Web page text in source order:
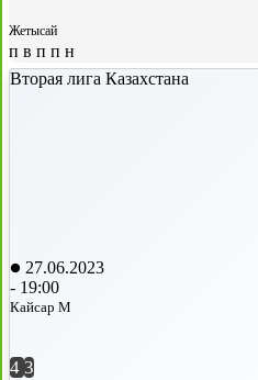
Жетысай
п в п п н
Вторая лига Казахстана
27.06.2023
- 19:00
Кайсар М
4 3